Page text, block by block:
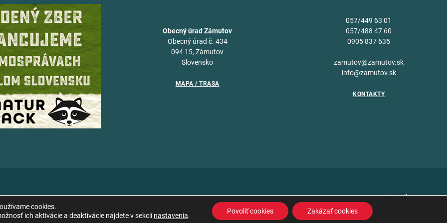
Obecný úrad Zámutov
Obecný úrad č. 434
094 15, Zámutov
Slovensko
MAPA / TRASA
057/449 63 01
057/488 47 60
0905 837 635
zamutov@zamutov.sk
info@zamutov.sk
KONTAKTY
Vytvoril
cookies.
ich aktivácie a deaktivácie nájdete v sekcii nastavenia.
Povoliť cookies Zakázať cookies